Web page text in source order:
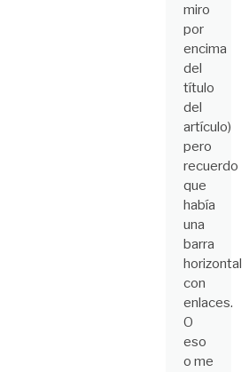
miro
por
encima
del
título
del
artículo)
pero
recuerdo
que
había
una
barra
horizontal
con
enlaces.
O
eso
o me